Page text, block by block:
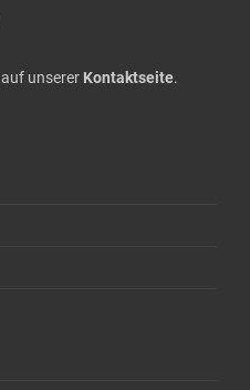
auf unserer Kontaktseite.